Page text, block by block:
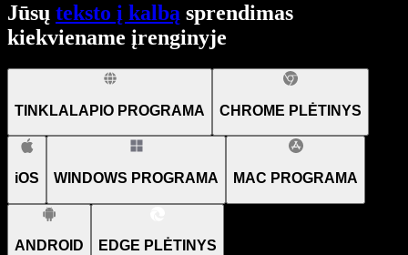
Jūsų teksto į kalbą sprendimas
kiekviename įrenginyje
TINKLALAPIO PROGRAMA CHROME PLĖTINYS
iOS WINDOWS PROGRAMA MAC PROGRAMA
ANDROID EDGE PLĖTINYS